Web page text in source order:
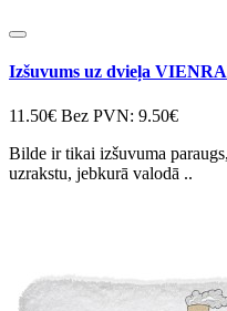
Izšuvums uz dvieļa
11.50€ Bez PVN: 9.50€
Bilde ir tikai izšuvuma
uzrakstu, jebkurā valodā ..